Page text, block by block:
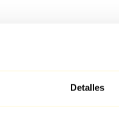
Detalles